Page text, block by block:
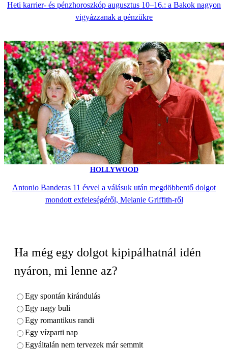
Heti karrier- és pénzhoroszkóp augusztus 10–16.: a Bakok nagyon
vigyázzanak a pénzükre
HOLLYWOOD
Antonio Banderas 11 évvel a válásuk után megdöbbentő dolgot
mondott exfeleségéről, Melanie Griffith-ről
Ha még egy dolgot kipipálhatnál idén
nyáron, mi lenne az?
Egy spontán kirándulás
Egy nagy buli
Egy romantikus randi
Egy vízparti nap
Egyáltalán nem tervezek már semmit